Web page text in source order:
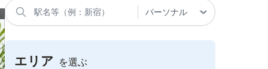
エリア を選ぶ